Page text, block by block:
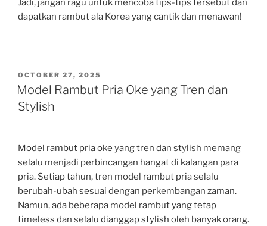
Jadi, jangan ragu untuk mencoba tips-tips tersebut dan
dapatkan rambut ala Korea yang cantik dan menawan!
POSTED
ON
OCTOBER 27, 2025
Model Rambut Pria Oke yang Tren dan
Stylish
Model rambut pria oke yang tren dan stylish memang
selalu menjadi perbincangan hangat di kalangan para
pria. Setiap tahun, tren model rambut pria selalu
berubah-ubah sesuai dengan perkembangan zaman.
Namun, ada beberapa model rambut yang tetap
timeless dan selalu dianggap stylish oleh banyak orang.